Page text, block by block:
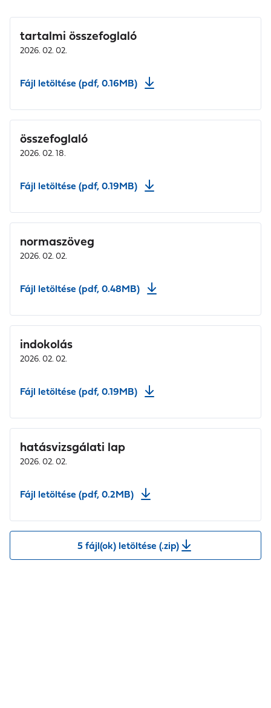
tartalmi összefoglaló
2026. 02. 02.
Fájl letöltése (pdf, 0.16MB)
összefoglaló
2026. 02. 18.
Fájl letöltése (pdf, 0.19MB)
normaszöveg
2026. 02. 02.
Fájl letöltése (pdf, 0.48MB)
indokolás
2026. 02. 02.
Fájl letöltése (pdf, 0.19MB)
hatásvizsgálati lap
2026. 02. 02.
Fájl letöltése (pdf, 0.2MB)
5 fájl(ok) letöltése (.zip)